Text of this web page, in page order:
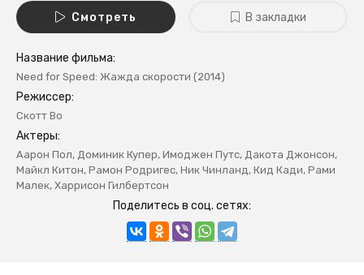
Смотреть В закладки
Название фильма:
Need for Speed: Жажда скорости (2014)
Режиссер:
Скотт Во
Актеры:
Аарон Пол, Доминик Купер, Имоджен Путс, Дакота Джонсон,
Майкл Китон, Рамон Родригес, Ник Чинланд, Кид Кади, Рами
Малек, Харрисон Гилбертсон
Поделитесь в соц. сетях: